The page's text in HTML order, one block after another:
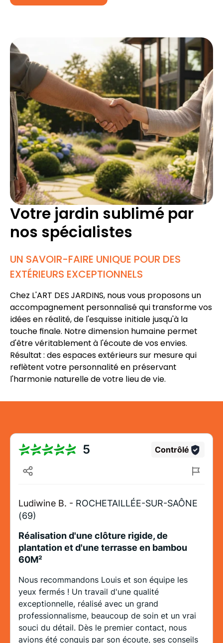
Votre jardin sublimé par
nos spécialistes
UN SAVOIR-FAIRE UNIQUE POUR DES
EXTÉRIEURS EXCEPTIONNELS
Chez L'ART DES JARDINS, nous vous proposons un
accompagnement personnaliséqui transforme vos
idées en réalité, de l'esquisse initiale jusqu'à la
touche finale. Notre dimension humaine permet
d'être véritablement à l'écoute de vos envies.
Résultat : desespaces extérieurs sur mesurequi
reflètent votre personnalité en préservant
l'harmonie naturelle de votre lieu de vie.
5 Contrôlé
Ludiwine B. - ROCHETAILLÉE-SUR-SAÔNE
(69)
Réalisation d'une clôture rigide, de
plantation et d'une terrasse en bambou
60M²
Nous recommandons Louis et son équipe les
yeux fermés ! Un travail d'une qualité
exceptionnelle, réalisé avec un grand
professionnalisme, beaucoup de soin et un vrai
souci du détail. Dès le premier contact, nous
avions été conquis par son écoute, ses conseils